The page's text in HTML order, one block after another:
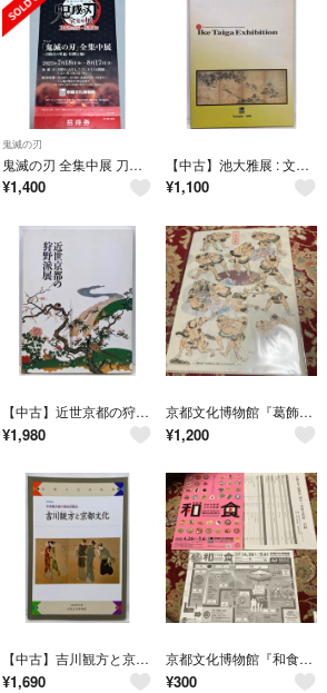
鬼滅の刃
鬼滅の刃 全集中展 刀鍛冶の里編・柱稽古編 招待券1枚 京都文化博物館
¥1,400
【中古】池大雅展 : 文人画の巨匠 :(財)京都文化財団設立10周年記念特別展／池大雅 作 ; 京都府京都文化博物館学芸第一課 編
¥1,100
【中古】近世京都の狩野派展／京都文化博物館学芸課 編
¥1,980
京都文化博物館『葛飾北斎(北斎漫画)より相撲、A4クリアファイル
¥1,200
【中古】吉川観方と京都文化 : 日本最大級の風俗収集品 :京都文化博物館特別展／京都文化博物館学芸第一課 編
¥1,690
京都文化博物館『和食〜日本の自然、人々の知恵展』パンフレット＆会場MAP
¥300